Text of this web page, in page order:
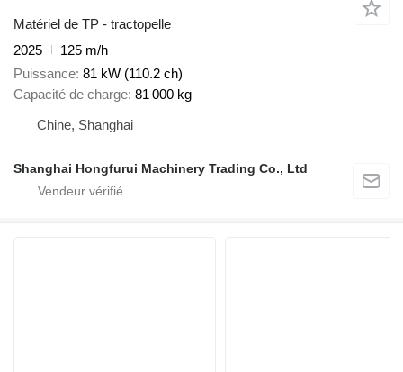
Matériel de TP - tractopelle
2025
125 m/h
Puissance 81 kW (110.2 ch)
Capacité de charge 81 000 kg
Chine, Shanghai
Shanghai Hongfurui Machinery Trading Co., Ltd